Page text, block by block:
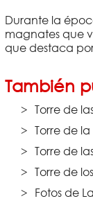
Durante la
magnates que
que destaca
También
Torre de
Torre de
Torre de
Torre de
Fotos de